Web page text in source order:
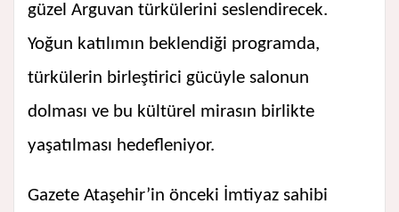
güzel Arguvan türkülerini seslendirecek.
Yoğun katılımın beklendiği programda,
türkülerin birleştirici gücüyle salonun
dolması ve bu kültürel mirasın birlikte
yaşatılması hedefleniyor.
Gazete Ataşehir’in önceki İmtiyaz sahibi